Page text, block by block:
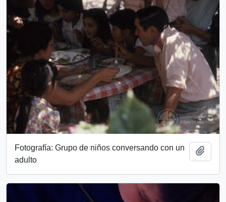
Fotografía: Grupo de niños conversando con un
adulto